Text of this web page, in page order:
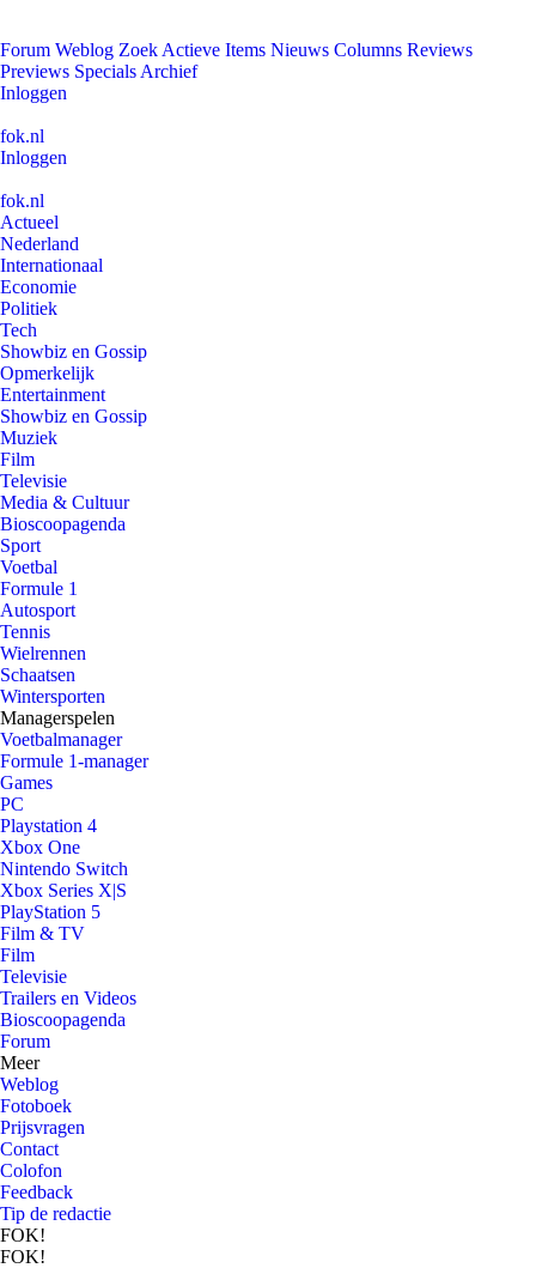
Forum Weblog Zoek Actieve Items Nieuws Columns Reviews
Previews Specials Archief
Inloggen
fok.nl
Inloggen
fok.nl
Actueel
Nederland
Internationaal
Economie
Politiek
Tech
Showbiz en Gossip
Opmerkelijk
Entertainment
Showbiz en Gossip
Muziek
Film
Televisie
Media & Cultuur
Bioscoopagenda
Sport
Voetbal
Formule 1
Autosport
Tennis
Wielrennen
Schaatsen
Wintersporten
Managerspelen
Voetbalmanager
Formule 1-manager
Games
PC
Playstation 4
Xbox One
Nintendo Switch
Xbox Series X|S
PlayStation 5
Film & TV
Film
Televisie
Trailers en Videos
Bioscoopagenda
Forum
Meer
Weblog
Fotoboek
Prijsvragen
Contact
Colofon
Feedback
Tip de redactie
FOK!
FOK!